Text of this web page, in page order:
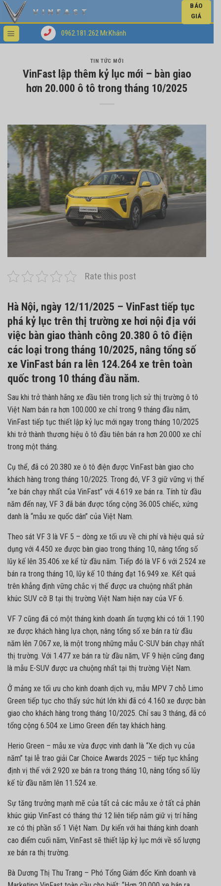
BÁO
GIÁ
0962.181.262 Mr.Khánh
TIN TỨC MỚI
VinFast lập thêm kỷ lục mới – bàn giao
hơn 20.000 ô tô trong tháng 10/2025
Rate this post
Hà Nội, ngày 12/11/2025 – VinFast tiếp tục
phá kỷ lục trên thị trường xe hơi nội địa với
việc bàn giao thành công 20.380 ô tô điện
các loại trong tháng 10/2025, nâng tổng số
xe VinFast bán ra lên 124.264 xe trên toàn
quốc trong 10 tháng đầu năm.
Sau khi trở thành hãng xe đầu tiên trong lịch sử thị trường ô tô
Việt Nam bán ra hơn 100.000 xe chỉ trong 9 tháng đầu năm,
VinFast tiếp tục thiết lập kỷ lục mới ngay trong tháng 10/2025
khi trở thành thương hiệu ô tô đầu tiên bán ra hơn 20.000 xe chỉ
trong một tháng.
Cụ thể, đã có 20.380 xe ô tô điện được VinFast bàn giao cho
khách hàng trong tháng 10/2025. Trong đó, VF 3 giữ vững vị thế
“xe bán chạy nhất của VinFast” với 4.619 xe bán ra. Tính từ đầu
năm đến nay, VF 3 đã bán được tổng cộng 36.005 chiếc, xứng
danh là “mẫu xe quốc dân” của Việt Nam.
Theo sát VF 3 là VF 5 – dòng xe tối ưu về chi phí và hiệu quả sử
dụng với 4.450 xe được bàn giao trong tháng 10, nâng tổng số
lũy kế lên 35.406 xe kể từ đầu năm. Tiếp đó là VF 6 với 2.524 xe
bán ra trong tháng 10, lũy kế 10 tháng đạt 16.949 xe. Kết quả
trên khẳng định vững chắc vị thế được ưa chuộng nhất phân
khúc SUV cỡ B tại thị trường Việt Nam hiện nay của VF 6.
VF 7 cũng đã có một tháng kinh doanh ấn tượng khi có tới 1.190
xe được khách hàng lựa chọn, nâng tổng số xe bán ra từ đầu
năm lên 7.067 xe, là một trong những mẫu C-SUV bán chạy nhất
thị trường. Với 1.477 xe bán ra từ đầu năm, VF 9 hiện cũng đang
là mẫu E-SUV được ưa chuộng nhất tại thị trường Việt Nam.
Ở mảng xe tối ưu cho kinh doanh dịch vụ, mẫu MPV 7 chỗ Limo
Green tiếp tục cho thấy sức hút lớn khi đã có 4.160 xe được bàn
giao cho khách hàng trong tháng 10/2025. Chỉ sau 3 tháng, đã có
tổng cộng 6.504 xe Limo Green đến tay khách hàng.
Herio Green – mẫu xe vừa được vinh danh là “Xe dịch vụ của
năm” tại lễ trao giải Car Choice Awards 2025 – tiếp tục khẳng
định vị thế với 2.920 xe bán ra trong tháng 10, nâng tổng số lũy
kế từ đầu năm lên 11.524 xe.
Sự tăng trưởng mạnh mẽ của tất cả các mẫu xe ở tất cả phân
khúc giúp VinFast có tháng thứ 12 liên tiếp nắm giữ vị trí hãng
xe có thị phần số 1 Việt Nam. Dự kiến với hai tháng kinh doanh
cao điểm cuối năm, VinFast sẽ thiết lập kỷ lục mới về số lượng
xe bán ra thị trường.
Bà Dương Thị Thu Trang – Phó Tổng Giám đốc Kinh doanh và